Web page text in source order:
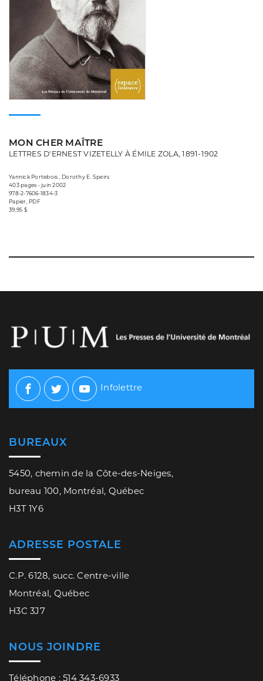
MON CHER MAÎTRE
LETTRES D'ERNEST VIZETELLY À ÉMILE ZOLA, 1891-1902
Yannick Portebois , Dorothy E. Speirs
403 pages • juin 2002
978-2-7606-1834-3
Papier, PDF
39,95 $
Facebook
TwitterYoutube
Infolettre
BUREAUX
5450, chemin de la Côte-des-Neiges,
bureau 100, Montréal, Québec
H3T 1Y6
ADRESSE POSTALE
C.P. 6128, succ. Centre-ville
Montréal, Québec
H3C 3J7
NOUS JOINDRE
Téléphone : 514 343-6933